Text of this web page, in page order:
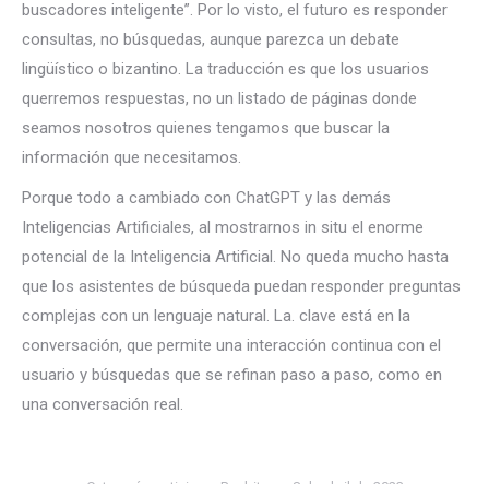
buscadores inteligente”. Por lo visto, el futuro es responder
consultas, no búsquedas, aunque parezca un debate
lingüístico o bizantino. La traducción es que los usuarios
querremos respuestas, no un listado de páginas donde
seamos nosotros quienes tengamos que buscar la
información que necesitamos.
Porque todo a cambiado con ChatGPT y las demás
Inteligencias Artificiales, al mostrarnos in situ el enorme
potencial de la Inteligencia Artificial. No queda mucho hasta
que los asistentes de búsqueda puedan responder preguntas
complejas con un lenguaje natural. La. clave está en la
conversación, que permite una interacción continua con el
usuario y búsquedas que se refinan paso a paso, como en
una conversación real.